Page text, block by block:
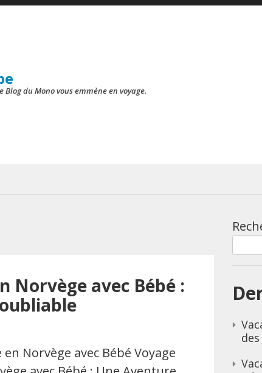
Blog du Mono vous emmène en voyage.
Norvège avec Bébé :
en Norvège avec Bébé Voyage